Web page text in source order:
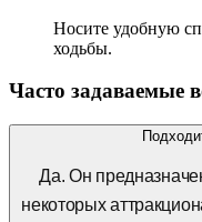
Носите удобную
ходьбы.
Часто задаваемые
Да. Он
некоторых